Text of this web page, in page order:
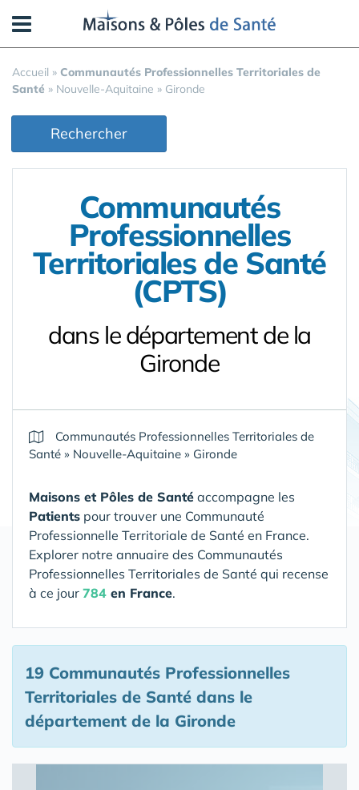
Accueil » Communautés Professionnelles Territoriales de
Santé » Nouvelle-Aquitaine » Gironde
Rechercher
Communautés
Professionnelles
Territoriales de Santé
(CPTS)
dans le département de la
Gironde
Communautés Professionnelles Territoriales de
Santé » Nouvelle-Aquitaine » Gironde
Maisons et Pôles de Santé accompagne les
Patients pour trouver une Communauté
Professionnelle Territoriale de Santé en France.
Explorer notre annuaire des Communautés
Professionnelles Territoriales de Santé qui recense
à ce jour 784 en France.
19 Communautés Professionnelles
Territoriales de Santé dans le
département de la Gironde
Panneau de gestion des cookies